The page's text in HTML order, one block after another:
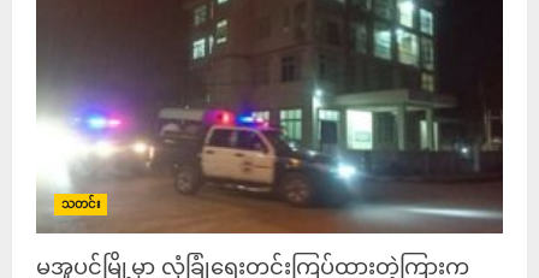
သတင်း
မအူပင်မြို့မှာ လုံခြုံရေးတင်းကြပ်ထားတဲ့ကြားက